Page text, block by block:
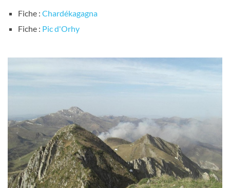
Fiche : Chardékagagna
Fiche : Pic d'Orhy